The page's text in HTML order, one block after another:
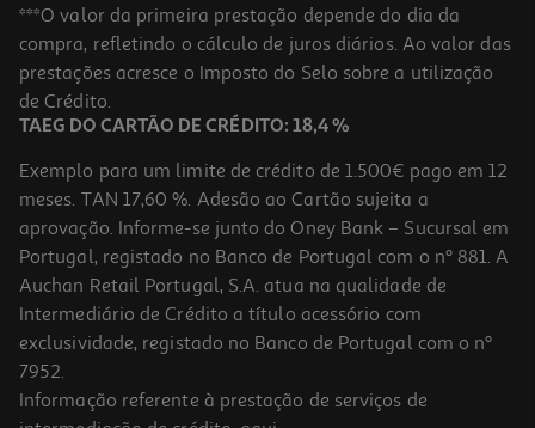
***O valor da primeira prestação depende do dia da
compra, refletindo o cálculo de juros diários. Ao valor das
prestações acresce o Imposto do Selo sobre a utilização
de Crédito.
TAEG DO CARTÃO DE CRÉDITO: 18,4 %
Exemplo para um limite de crédito de 1.500€ pago em 12
meses. TAN 17,60 %. Adesão ao Cartão sujeita a
aprovação. Informe-se junto do Oney Bank – Sucursal em
Portugal, registado no Banco de Portugal com o nº 881. A
Auchan Retail Portugal, S.A. atua na qualidade de
Intermediário de Crédito a título acessório com
exclusividade, registado no Banco de Portugal com o nº
7952.
Informação referente à prestação de serviços de